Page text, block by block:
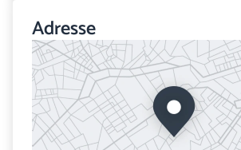
Adresse